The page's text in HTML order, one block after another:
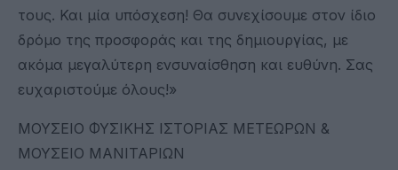
τους. Και μία υπόσχεση! Θα συνεχίσουμε στον ίδιο
δρόμο της προσφοράς και της δημιουργίας, με
ακόμα μεγαλύτερη ενσυναίσθηση και ευθύνη. Σας
ευχαριστούμε όλους!»
ΜΟΥΣΕΙΟ ΦΥΣΙΚΗΣ ΙΣΤΟΡΙΑΣ ΜΕΤΕΩΡΩΝ &
ΜΟΥΣΕΙΟ ΜΑΝΙΤΑΡΙΩΝ